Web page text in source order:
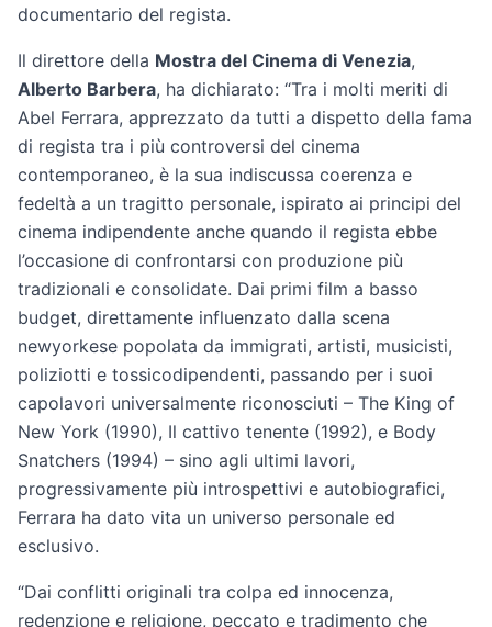
documentario del regista.
Il direttore della Mostra del Cinema di Venezia,
Alberto Barbera, ha dichiarato: “Tra i molti meriti di
Abel Ferrara, apprezzato da tutti a dispetto della fama
di regista tra i più controversi del cinema
contemporaneo, è la sua indiscussa coerenza e
fedeltà a un tragitto personale, ispirato ai principi del
cinema indipendente anche quando il regista ebbe
l’occasione di confrontarsi con produzione più
tradizionali e consolidate. Dai primi film a basso
budget, direttamente influenzato dalla scena
newyorkese popolata da immigrati, artisti, musicisti,
poliziotti e tossicodipendenti, passando per i suoi
capolavori universalmente riconosciuti – The King of
New York (1990), Il cattivo tenente (1992), e Body
Snatchers (1994) – sino agli ultimi lavori,
progressivamente più introspettivi e autobiografici,
Ferrara ha dato vita un universo personale ed
esclusivo.
“Dai conflitti originali tra colpa ed innocenza,
redenzione e religione, peccato e tradimento che